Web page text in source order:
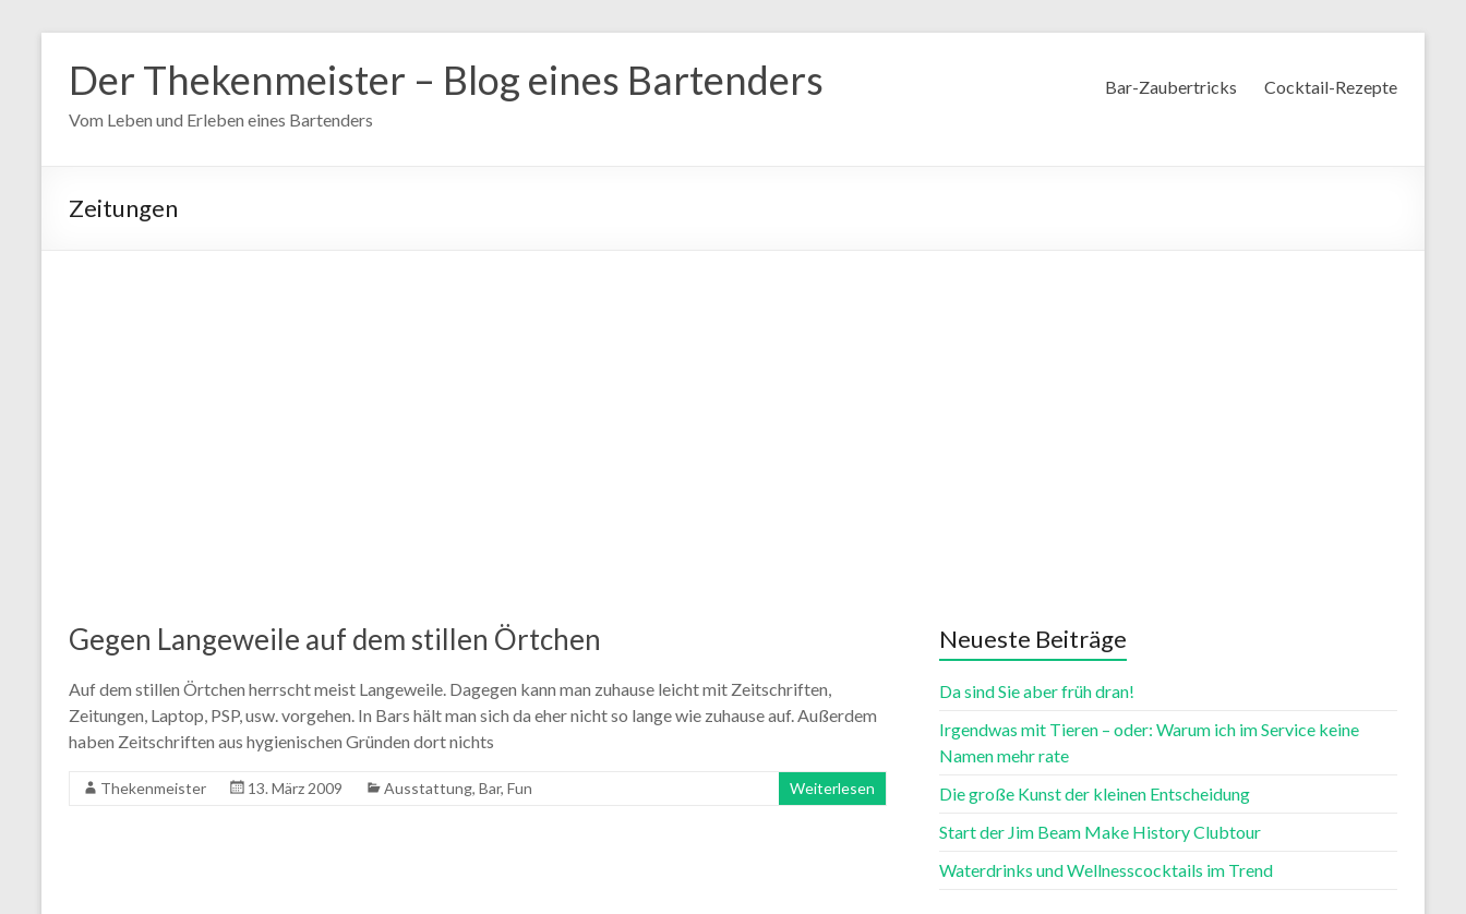
Inhalt
springen
Der Thekenmeister – Blog eines Bartenders
Vom Leben und Erleben eines Bartenders
Bar-Zaubertricks Cocktail-Rezepte
Zeitungen
Gegen Langeweile auf dem stillen Örtchen
Auf dem stillen Örtchen herrscht meist Langeweile. Dagegen kann man zuhause leicht mit Zeitschriften,
Zeitungen, Laptop, PSP, usw. vorgehen. In Bars hält man sich da eher nicht so lange wie zuhause auf. Außerdem
haben Zeitschriften aus hygienischen Gründen dort nichts
Thekenmeister 13. März 2009 Ausstattung, Bar, Fun Weiterlesen
Neueste Beiträge
Da sind Sie aber früh dran!
Irgendwas mit Tieren – oder: Warum ich im Service keine
Namen mehr rate
Die große Kunst der kleinen Entscheidung
Start der Jim Beam Make History Clubtour
Waterdrinks und Wellnesscocktails im Trend